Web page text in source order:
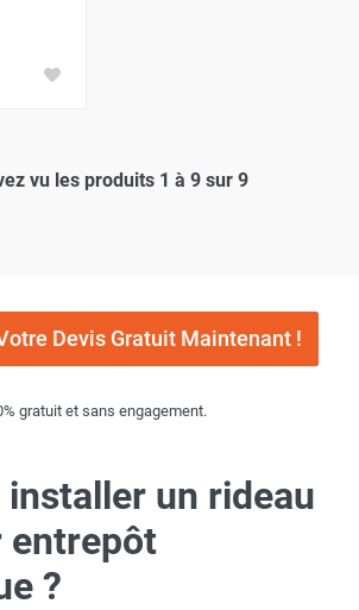
vu les produits 1 à 9 sur 9
Devis Gratuit Maintenant !
gratuit et sans engagement.
un rideau
entrepôt
?